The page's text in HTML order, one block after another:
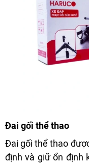
Đai gối thể thao
Đai gối thể thao
định và giữ ổn định